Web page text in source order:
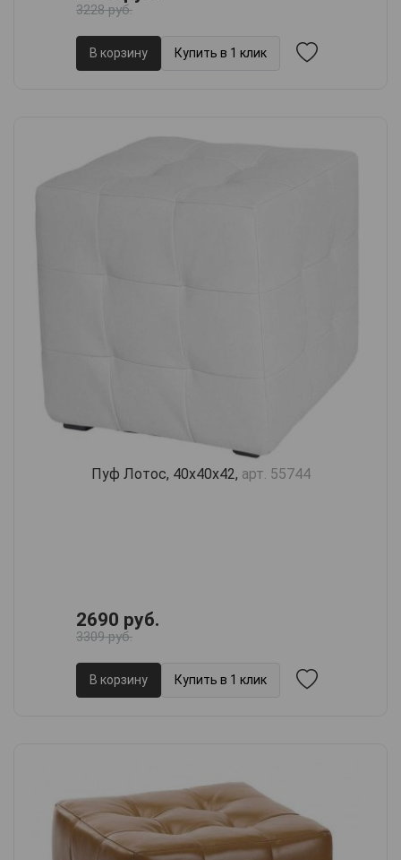
3228 руб.
В корзину Купить в 1 клик
Пуф Лотос, 40х40х42, арт. 55744
2690 руб.
3309 руб.
В корзину Купить в 1 клик